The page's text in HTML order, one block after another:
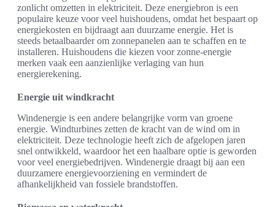
zonlicht omzetten in elektriciteit. Deze energiebron is een
populaire keuze voor veel huishoudens, omdat het bespaart op
energiekosten en bijdraagt aan duurzame energie. Het is
steeds betaalbaarder om zonnepanelen aan te schaffen en te
installeren. Huishoudens die kiezen voor zonne-energie
merken vaak een aanzienlijke verlaging van hun
energierekening.
Energie uit windkracht
Windenergie is een andere belangrijke vorm van groene
energie. Windturbines zetten de kracht van de wind om in
elektriciteit. Deze technologie heeft zich de afgelopen jaren
snel ontwikkeld, waardoor het een haalbare optie is geworden
voor veel energiebedrijven. Windenergie draagt bij aan een
duurzamere energievoorziening en vermindert de
afhankelijkheid van fossiele brandstoffen.